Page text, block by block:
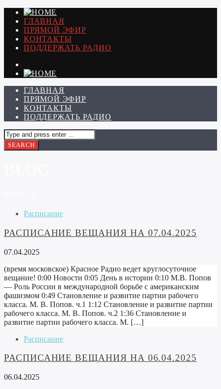
ГЛАВНАЯ
ПРЯМОЙ ЭФИР
КОНТАКТЫ
ПОДДЕРЖАТЬ РАДИО
ГЛАВНАЯ
ПРЯМОЙ ЭФИР
КОНТАКТЫ
ПОДДЕРЖАТЬ РАДИО
Расписание
РАСПИСАНИЕ ВЕЩАНИЯ НА 07.04.2025
07.04.2025
(время московское) Красное Радио ведет круглосуточное
вещание! 0:00 Новости 0:05 День в истории 0:10 М.В. Попов
— Роль России в международной борьбе с американским
фашизмом 0:49 Становление и развитие партии рабочего
класса. М. В. Попов. ч.1 1:12 Становление и развитие партии
рабочего класса. М. В. Попов. ч.2 1:36 Становление и
развитие партии рабочего класса. М. […]
Расписание
РАСПИСАНИЕ ВЕЩАНИЯ НА 06.04.2025
06.04.2025